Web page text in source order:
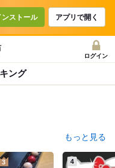
ンストール アプリで開く
ログイン
ング
もっと見る
3 4